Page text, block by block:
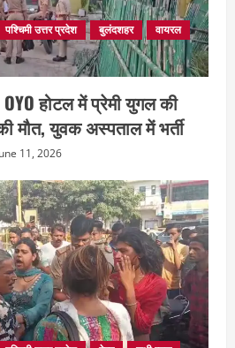
पश्चिमी उत्तर प्रदेश बुलंदशहर
वायरल
होटल में प्रेमी युगल की
मौत, युवक अस्पताल में भर्ती
11, 2026